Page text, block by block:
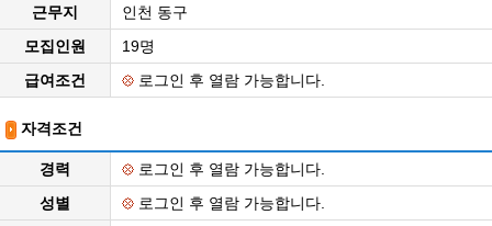
근무지
인천 동구
모집인원
19명
급여조건
로그인 후 열람 가능합니다.
자격조건
경력
로그인 후 열람 가능합니다.
성별
로그인 후 열람 가능합니다.